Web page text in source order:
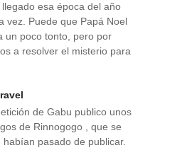
llegado esa época del año
vez. Puede que Papá Noel
un poco tonto, pero por
a resolver el misterio para
de Gabu publico unos
de Rinnogogo , que se
habían pasado de publicar.